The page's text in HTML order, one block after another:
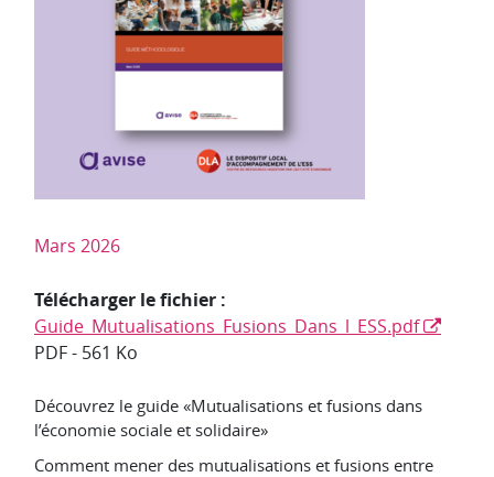
Mars 2026
Télécharger le fichier :
Guide_Mutualisations_Fusions_Dans_l_ESS.pdf
PDF- 561 Ko
Découvrez le guide «Mutualisations et fusions dans
l’économie sociale et solidaire»
Comment mener des mutualisations et fusions entre